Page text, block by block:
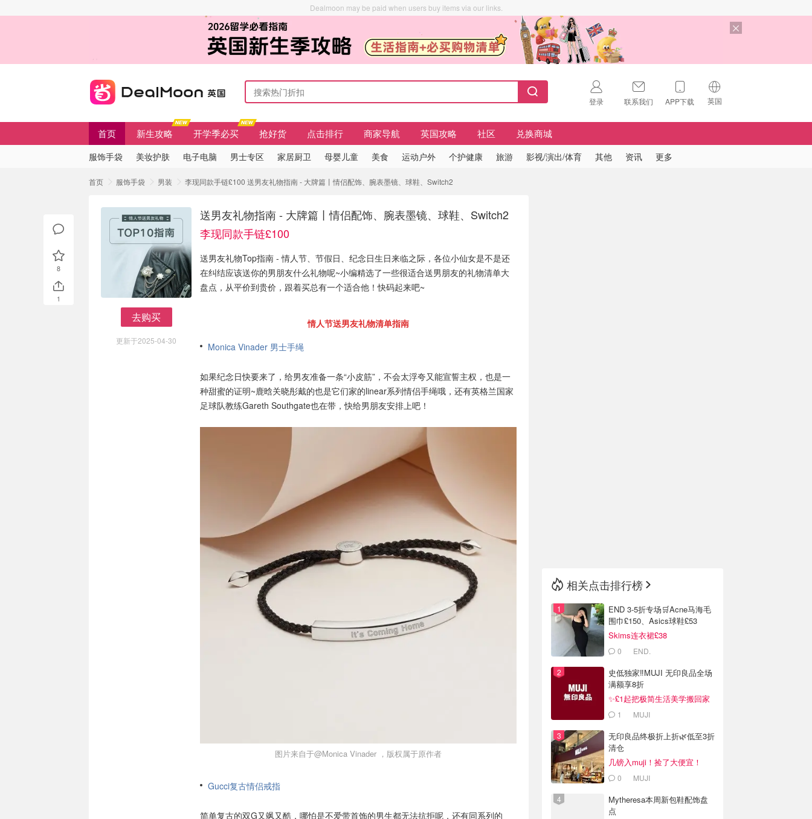
Dealmoon may be paid when users buy items via our links.
登录 联系我们 APP下载 英国
🇺🇸
🇨🇳
中国
首页 新生攻略 开学季必买 抢好货 点击排行 商家导航 英国攻略 社区 兑换商城
服饰手袋 美妆护肤 电子电脑 男士专区 家居厨卫 母婴儿童 美食 运动户外 个护健康 旅游 影视/演出/体育 其他 资讯 更多
首页 服饰手袋 男装 李现同款手链£100 送男友礼物指南 - 大牌篇丨情侣配饰、腕表墨镜、球鞋、Switch2
去购买
更新于2025-04-30
送男友礼物指南 - 大牌篇丨情侣配饰、腕表墨镜、球鞋、Switch2
李现同款手链£100
送男友礼物Top指南 - 情人节、节假日、纪念日生日来临之际，各位小仙女是不是还
在纠结应该送你的男朋友什么礼物呢~小编精选了一些很适合送男朋友的礼物清单大
盘点，从平价到贵价，跟着买总有一个适合他！快码起来吧~
情人节送男友礼物清单指南
Monica Vinader 男士手绳
如果纪念日快要来了，给男友准备一条“小皮筋”，不会太浮夸又能宣誓主权，也是一
种甜蜜的证明~鹿晗关晓彤戴的也是它们家的linear系列情侣手绳哦，还有英格兰国家
足球队教练Gareth Southgate也在带，快给男朋友安排上吧！
图片来自于@Monica Vinader ，版权属于原作者
Gucci复古情侣戒指
简单复古的双G又飒又酷，哪怕是不爱带首饰的男生都无法抗拒呢，还有同系列的
8
1
相关点击排行榜
END 3-5折专场🛒Acne马海毛
围巾£150、Asics球鞋£53
Skims连衣裙£38
0 END.
史低独家‼️MUJI 无印良品全场
满额享8折
✨£1起把极简生活美学搬回家
1 MUJI
无印良品终极折上折🌿低至3折
清仓
几镑入muji！捡了大便宜！
0 MUJI
Mytheresa本周新包鞋配饰盘
点